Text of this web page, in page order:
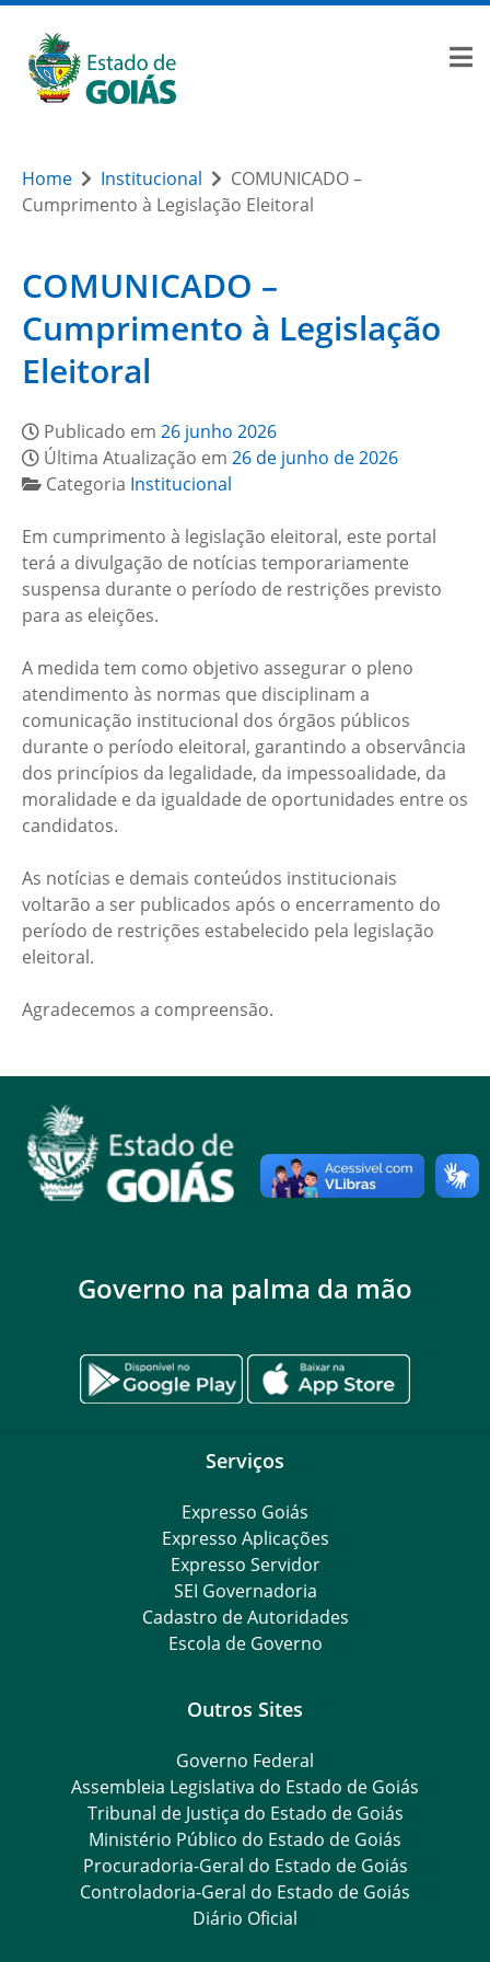
Home Institucional
COMUNICADO –
Cumprimento à Legislação Eleitoral
COMUNICADO –
Cumprimento à Legislação
Eleitoral
Publicado em 26 junho 2026
Última Atualização em 26 de junho de 2026
Categoria Institucional
Em cumprimento à legislação eleitoral, este portal
terá a divulgação de notícias temporariamente
suspensa durante o período de restrições previsto
para as eleições.
A medida tem como objetivo assegurar o pleno
atendimento às normas que disciplinam a
comunicação institucional dos órgãos públicos
durante o período eleitoral, garantindo a observância
dos princípios da legalidade, da impessoalidade, da
moralidade e da igualdade de oportunidades entre os
candidatos.
As notícias e demais conteúdos institucionais
voltarão a ser publicados após o encerramento do
período de restrições estabelecido pela legislação
eleitoral.
Agradecemos a compreensão.
Governo na palma da mão
Serviços
Expresso Goiás
Expresso Aplicações
Expresso Servidor
SEI Governadoria
Cadastro de Autoridades
Escola de Governo
Outros Sites
Governo Federal
Assembleia Legislativa do Estado de Goiás
Tribunal de Justiça do Estado de Goiás
Ministério Público do Estado de Goiás
Procuradoria-Geral do Estado de Goiás
Controladoria-Geral do Estado de Goiás
Diário Oficial